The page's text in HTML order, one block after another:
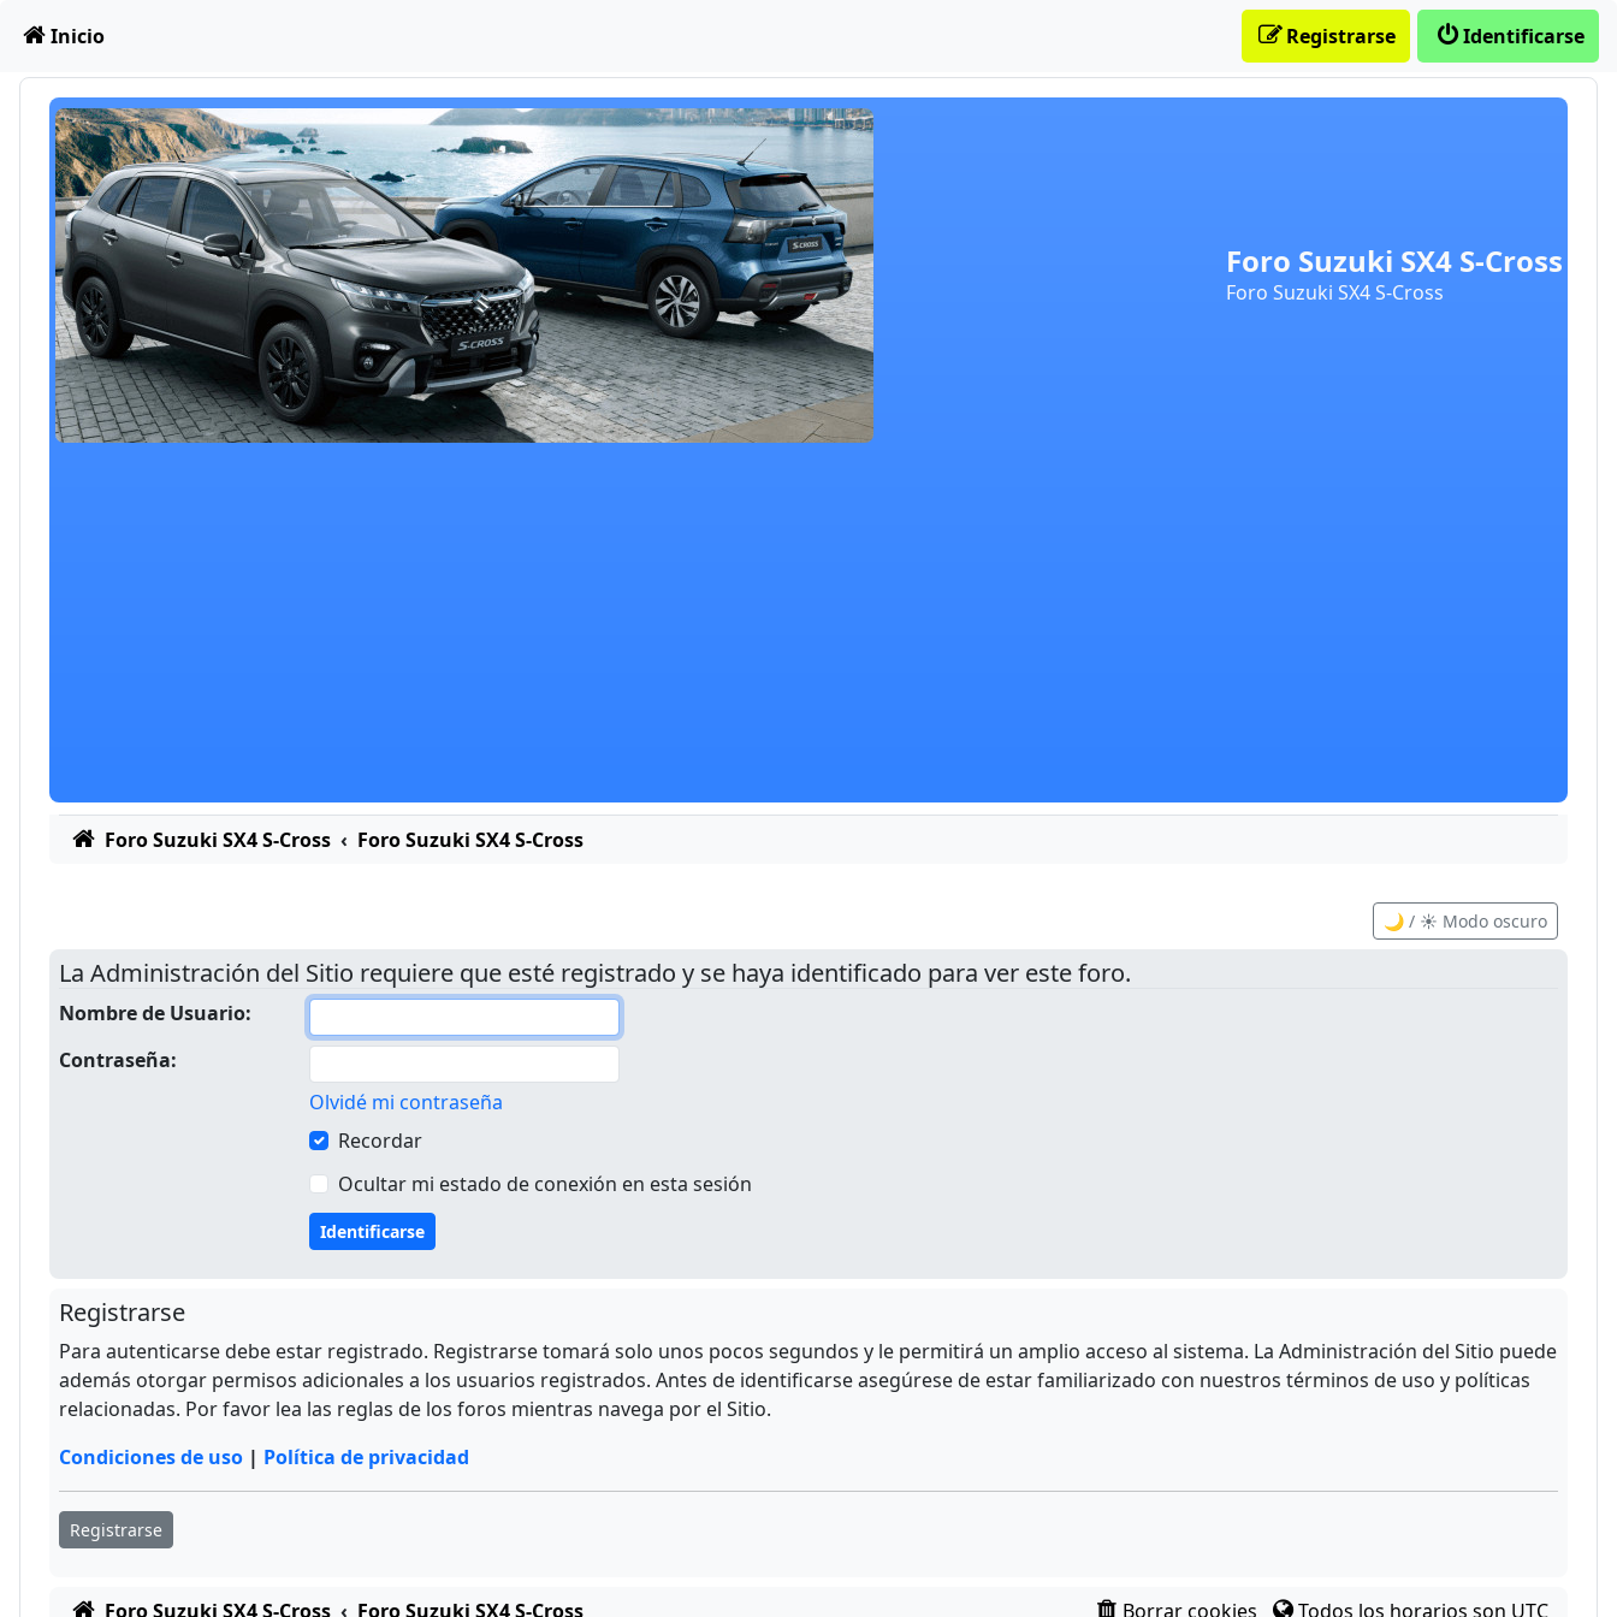
Obviar
Foro Suzuki SX4 S-Cross
Foro Suzuki SX4 S-Cross
Inicio Identificarse
Registrarse
Foro Suzuki SX4 S-Cross Foro Suzuki SX4 S-Cross
🌙 / ☀️ Modo oscuro
La Administración del Sitio requiere que esté registrado y se haya identificado para ver este foro.
Nombre de Usuario:
Contraseña:
Olvidé mi contraseña
Recordar
Ocultar mi estado de conexión en esta sesión
Registrarse
Para autenticarse debe estar registrado. Registrarse tomará solo unos pocos segundos y le permitirá un amplio acceso al sistema. La Administración del Sitio puede
además otorgar permisos adicionales a los usuarios registrados. Antes de identificarse asegúrese de estar familiarizado con nuestros términos de uso y políticas
relacionadas. Por favor lea las reglas de los foros mientras navega por el Sitio.
Condiciones de uso | Política de privacidad
Registrarse
Foro Suzuki SX4 S-Cross Foro Suzuki SX4 S-Cross Borrar cookies Todos los horarios son UTC